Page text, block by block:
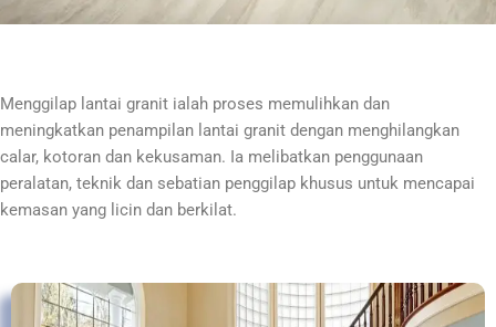
Menggilap lantai granit ialah proses memulihkan dan
meningkatkan penampilan lantai granit dengan menghilangkan
calar, kotoran dan kekusaman. Ia melibatkan penggunaan
peralatan, teknik dan sebatian penggilap khusus untuk mencapai
kemasan yang licin dan berkilat.